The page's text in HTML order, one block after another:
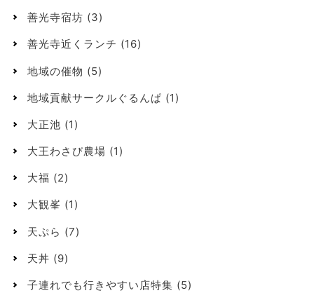
善光寺宿坊 (3)
善光寺近くランチ (16)
地域の催物 (5)
地域貢献サークルぐるんぱ (1)
大正池 (1)
大王わさび農場 (1)
大福 (2)
大観峯 (1)
天ぷら (7)
天丼 (9)
子連れでも行きやすい店特集 (5)